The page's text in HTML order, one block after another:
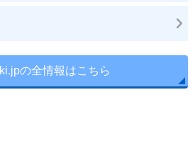
の全情報はこちら